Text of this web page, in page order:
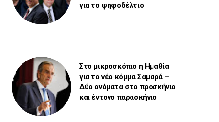
για το ψηφοδέλτιο
Στο μικροσκόπιο η Ημαθία
για το νέο κόμμα Σαμαρά –
Δύο ονόματα στο προσκήνιο
και έντονο παρασκήνιο